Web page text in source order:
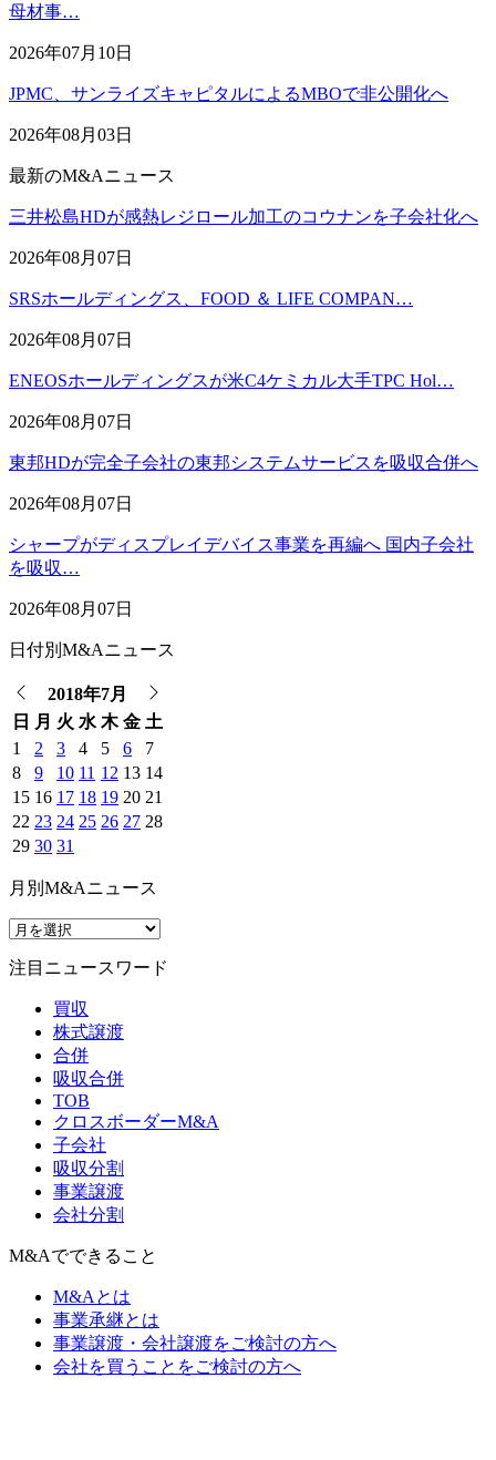
母材事…
2026年07月10日
JPMC、サンライズキャピタルによるMBOで非公開化へ
2026年08月03日
最新のM&Aニュース
三井松島HDが感熱レジロール加工のコウナンを子会社化へ
2026年08月07日
SRSホールディングス、FOOD ＆ LIFE COMPAN…
2026年08月07日
ENEOSホールディングスが米C4ケミカル大手TPC Hol…
2026年08月07日
東邦HDが完全子会社の東邦システムサービスを吸収合併へ
2026年08月07日
シャープがディスプレイデバイス事業を再編へ 国内子会社
を吸収…
2026年08月07日
日付別M&Aニュース
2018年7月
日 月 火 水 木 金 土
1
2 3 4 5 6
7
8
9 10 11 12 13 14
15 16 17 18 19 20 21
22 23 24 25 26 27 28
29 30 31
月別M&Aニュース
注目ニュースワード
買収
株式譲渡
合併
吸収合併
TOB
クロスボーダーM&A
子会社
吸収分割
事業譲渡
会社分割
M&Aでできること
M&Aとは
事業承継とは
事業譲渡・会社譲渡をご検討の方へ
会社を買うことをご検討の方へ